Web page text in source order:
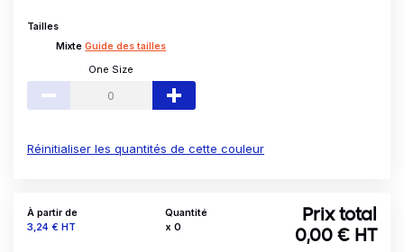
Tailles
Mixte Guide des tailles
One Size
Réinitialiser les quantités de cette couleur
À partir de
Prix
3,24 € HT
Quantité
x 0
Prix total
0,00 € HT